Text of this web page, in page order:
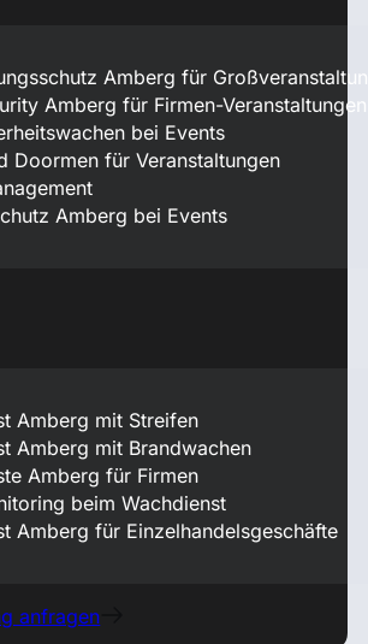
Amberg für
Amberg für Firmen-Veranstaltungen
bei Events
Doormen für Veranstaltungen
Amberg bei Events
Amberg mit Streifen
Amberg mit Brandwachen
Amberg für Firmen
beim Wachdienst
Amberg für Einzelhandelsgeschäfte
anfragen